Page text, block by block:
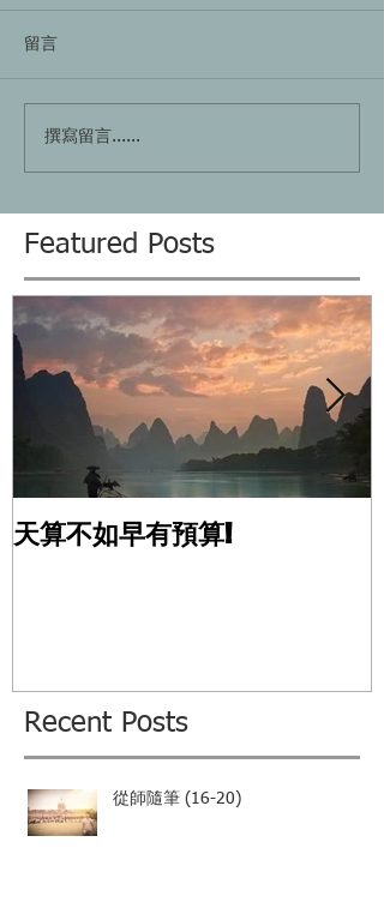
留言
撰寫留言......
Featured Posts
天算不如早有預算!
Recent Posts
從師隨筆 (16-20)